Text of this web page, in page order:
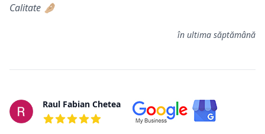
Calitate 🤌🏼
în ultima săptămână
Raul Fabian Chetea